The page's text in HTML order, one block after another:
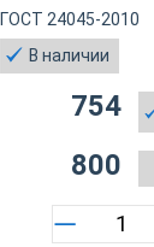
ГОСТ 24045-2010
В наличии
754
800